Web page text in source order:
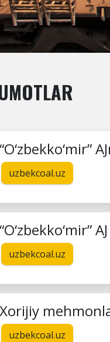
uzbekcoal.uz
uzbekcoal.uz
uzbekcoal.uz